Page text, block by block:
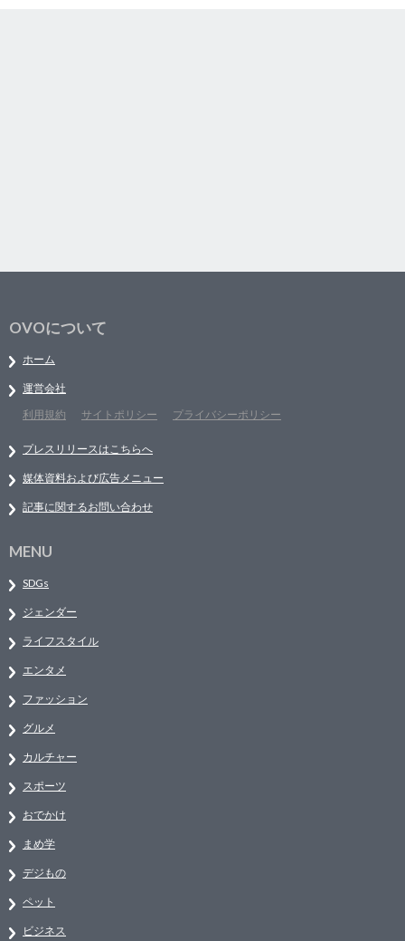
OVOについて
ホーム
運営会社
利用規約
サイトポリシー プライバシーポリシー
プレスリリースはこちらへ
媒体資料および広告メニュー
記事に関するお問い合わせ
MENU
SDGs
ジェンダー
ライフスタイル
エンタメ
ファッション
グルメ
カルチャー
スポーツ
おでかけ
まめ学
デジもの
ペット
ビジネス